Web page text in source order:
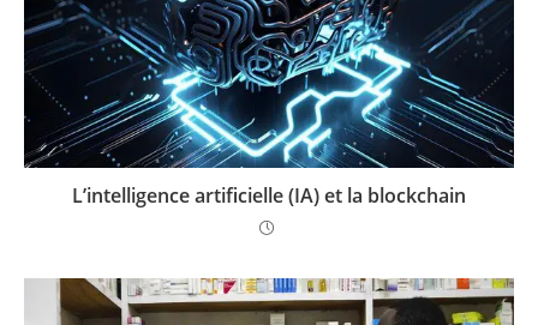
L’intelligence artificielle (IA) et la blockchain